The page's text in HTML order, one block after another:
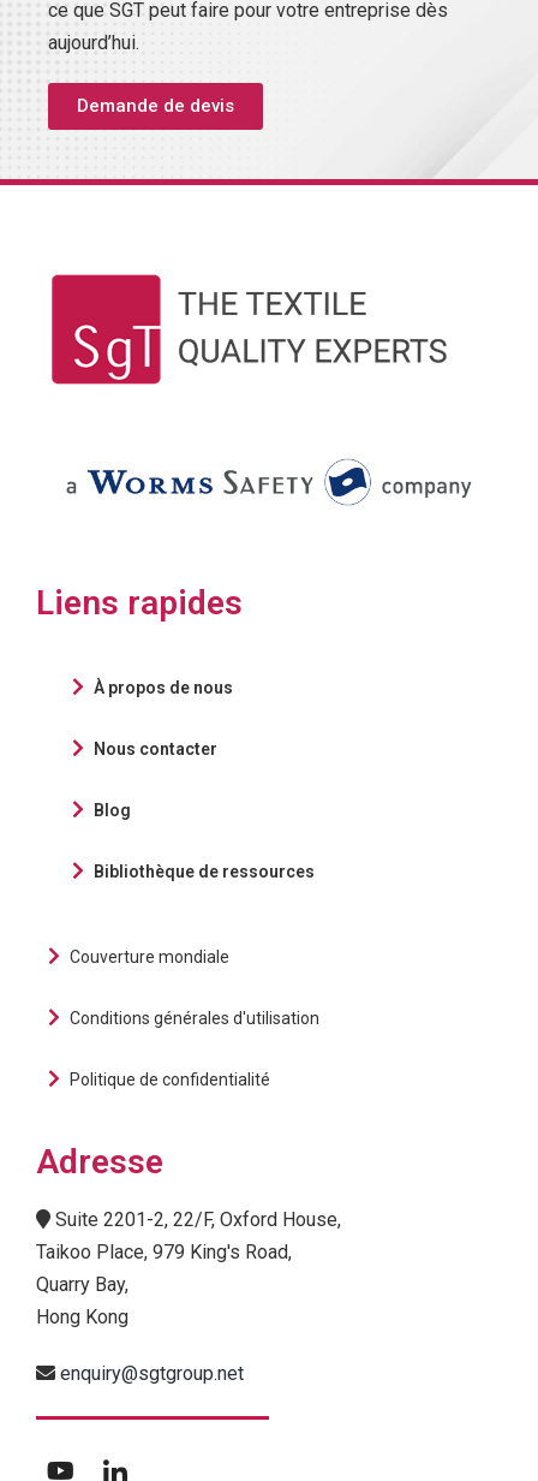
ce que SGT peut faire pour votre entreprise dès
aujourd’hui.
Demande de devis
Liens rapides
À propos de nous
Nous contacter
Blog
Bibliothèque de ressources
Couverture mondiale
Conditions générales d'utilisation
Politique de confidentialité
Adresse
Suite 2201-2, 22/F, Oxford House,
Taikoo Place, 979 King's Road,
Quarry Bay,
Hong Kong
enquiry@sgtgroup.net